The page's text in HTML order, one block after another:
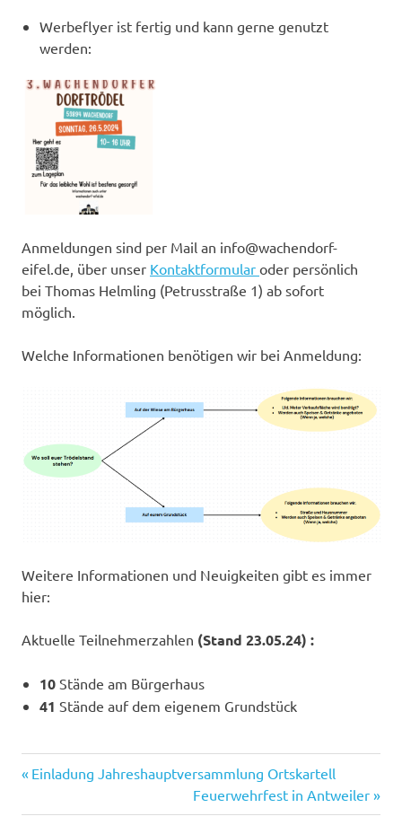
Werbeflyer ist fertig und kann gerne genutzt
werden:
Anmeldungen sind per Mail an info@wachendorf-
eifel.de, über unser Kontaktformular oder persönlich
bei Thomas Helmling (Petrusstraße 1) ab sofort
möglich.
Welche Informationen benötigen wir bei Anmeldung:
Weitere Informationen und Neuigkeiten gibt es immer
hier:
Aktuelle Teilnehmerzahlen (Stand 23.05.24) :
10 Stände am Bürgerhaus
41 Stände auf dem eigenem Grundstück
Beitragsnavigation
Vorheriger
Einladung Jahreshauptversammlung Ortskartell
Nächster
Beitrag:
Feuerwehrfest in Antweiler